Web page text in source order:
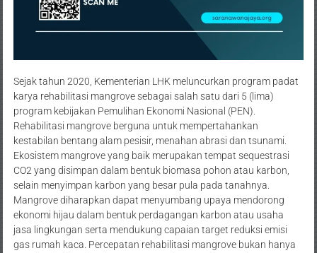
Sejak tahun 2020, Kementerian LHK meluncurkan program padat
karya rehabilitasi mangrove sebagai salah satu dari 5 (lima)
program kebijakan Pemulihan Ekonomi Nasional (PEN).
Rehabilitasi mangrove berguna untuk mempertahankan
kestabilan bentang alam pesisir, menahan abrasi dan tsunami.
Ekosistem mangrove yang baik merupakan tempat sequestrasi
CO2 yang disimpan dalam bentuk biomasa pohon atau karbon,
selain menyimpan karbon yang besar pula pada tanahnya.
Mangrove diharapkan dapat menyumbang upaya mendorong
ekonomi hijau dalam bentuk perdagangan karbon atau usaha
jasa lingkungan serta mendukung capaian target reduksi emisi
gas rumah kaca. Percepatan rehabilitasi mangrove bukan hanya